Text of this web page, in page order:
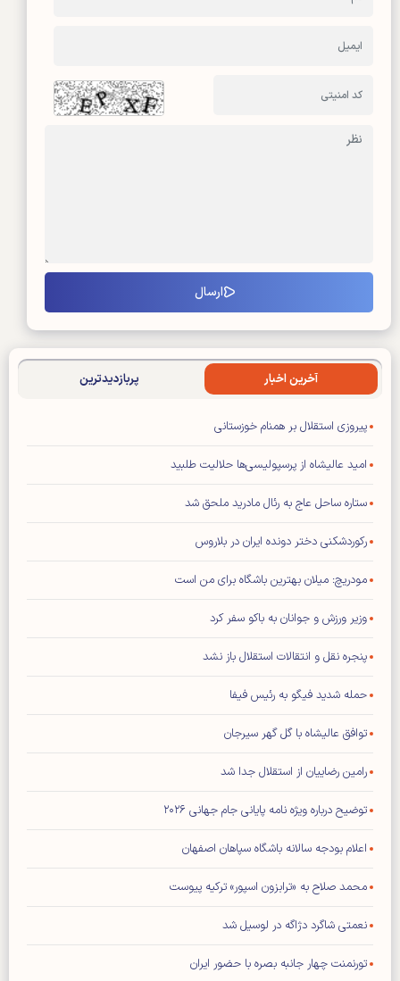
آخرین اخبار پربازدیدترین
پیروزی استقلال بر همنام خوزستانی
امید عالیشاه از پرسپولیسی‌ها حلالیت طلبید
ستاره ساحل عاج به رئال مادرید ملحق شد
رکوردشکنی دختر دونده ایران در بلاروس
مودریچ: میلان بهترین باشگاه برای من است
وزیر ورزش و جوانان به باکو سفر کرد
پنجره نقل و انتقالات استقلال باز نشد
حمله شدید فیگو به رئیس فیفا
توافق عالیشاه با گل گهر سیرجان
رامین رضاییان از استقلال جدا شد
توضیح درباره ویژه نامه پایانی جام جهانی ۲۰۲۶
اعلام بودجه سالانه باشگاه سپاهان اصفهان
محمد صلاح به «ترابزون اسپور» ترکیه پیوست
نعمتی شاگرد دژاگه در لوسیل شد
تورنمنت چهار جانبه بصره با حضور ایران